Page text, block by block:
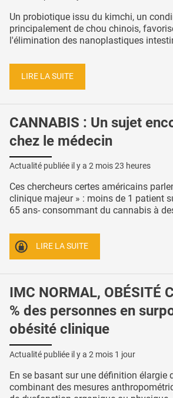
Un probiotique issu du kimchi, un
principalement de chou chinois,
l'élimination des nanoplastiques
LIRE LA SUITE
CANNABIS : Un sujet
chez le médecin
Actualité publiée il y a 2 mois 23 heures
Ces chercheurs certes américains
clinique majeur » : moins de 1 patient
65 ans- consommant du cannabis à
LIRE LA SUITE
IMC NORMAL, OBÉSITÉ
% des personnes en
obésité clinique
Actualité publiée il y a 2 mois 1 jour
En se basant sur une définition élargie
combinant des mesures